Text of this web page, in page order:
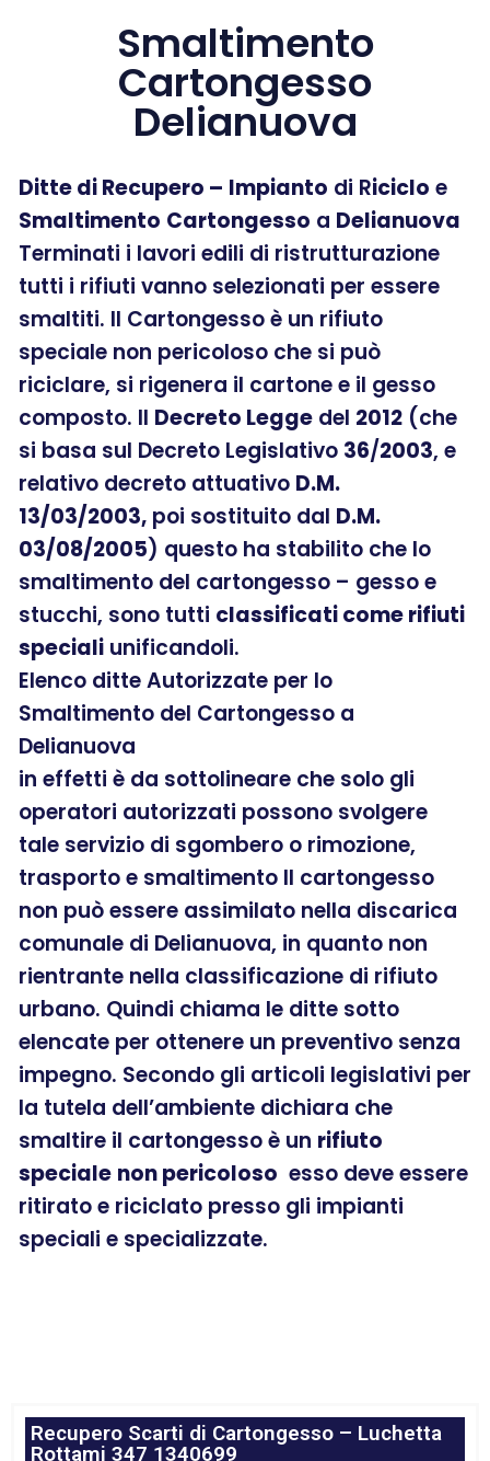
Smaltimento
Cartongesso
Delianuova
Ditte di Recupero – Impianto di Riciclo e
Smaltimento Cartongesso a Delianuova
Terminati i lavori edili di ristrutturazione
tutti i rifiuti vanno selezionati per essere
smaltiti. Il Cartongesso è un rifiuto
speciale non pericoloso che si può
riciclare, si rigenera il cartone e il gesso
composto. Il Decreto Legge del 2012 (che
si basa sul Decreto Legislativo 36/2003, e
relativo decreto attuativo D.M.
13/03/2003, poi sostituito dal D.M.
03/08/2005) questo ha stabilito che lo
smaltimento del cartongesso – gesso e
stucchi, sono tutti classificati come rifiuti
speciali unificandoli.
Elenco ditte Autorizzate per lo
Smaltimento del Cartongesso a
Delianuova
in effetti è da sottolineare che solo gli
operatori autorizzati possono svolgere
tale servizio di sgombero o rimozione,
trasporto e smaltimento Il cartongesso
non può essere assimilato nella discarica
comunale di Delianuova, in quanto non
rientrante nella classificazione di rifiuto
urbano. Quindi chiama le ditte sotto
elencate per ottenere un preventivo senza
impegno. Secondo gli articoli legislativi per
la tutela dell’ambiente dichiara che
smaltire il cartongesso è un rifiuto
speciale non pericoloso esso deve essere
ritirato e riciclato presso gli impianti
speciali e specializzate.
Recupero Scarti di Cartongesso – Luchetta
Rottami 347 1340699